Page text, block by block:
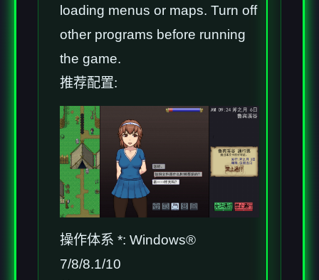
loading menus or maps. Turn off
other programs before running
the game.
推荐配置:
操作体系 *: Windows®
7/8/8.1/10